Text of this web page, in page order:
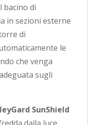
bacino di
in sezioni esterne
di
le
che venga
sugli
SunShield